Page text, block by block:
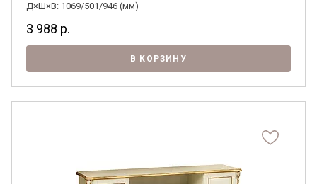
Д×Ш×В: 1069/501/946 (мм)
3 988 р.
В КОРЗИНУ